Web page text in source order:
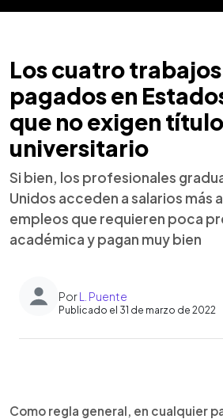
Los cuatro
pagados en
que no exigen título
universitario
Si bien, los profesionales
Unidos acceden a salarios más
empleos que requieren poca
académica y pagan muy bien
PorL. Puente
Publicado el 31 de marzo de 2022
Escuchar artículo
Como regla general, en cualquier